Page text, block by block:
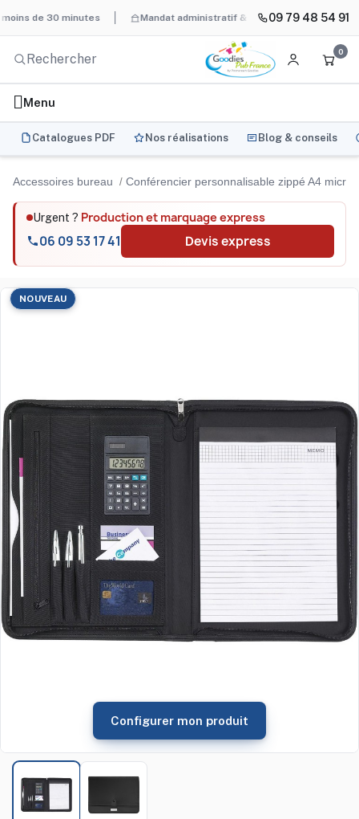
30 minutes Mandat administratif & Chorus Pro BAT
09 79 48 54 91
0
Menu
Catalogues PDF Nos réalisations Blog & conseils
Accessoires bureau Conférencier personnalisable zippé A4
Urgent ? Production et marquage express
06 09 53 17 41 Devis express
NOUVEAU
Configurer mon produit